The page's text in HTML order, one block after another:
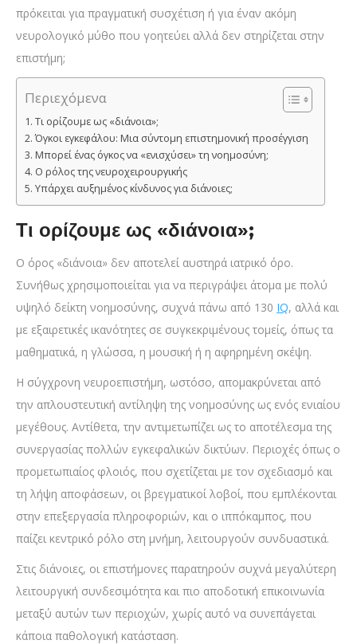
πρόκειται για πραγματική συσχέτιση ή για έναν ακόμη
νευρολογικό μύθο που γοητεύει αλλά δεν στηρίζεται στην
επιστήμη;
Περιεχόμενα
Τι ορίζουμε ως «διάνοια»;
Όγκοι εγκεφάλου: Μια σύντομη επιστημονική προσέγγιση
Μπορεί ένας όγκος να «ενισχύσει» τη νοημοσύνη;
Ο ρόλος της νευροχειρουργικής
Υπάρχει αυξημένος κίνδυνος για διάνοιες;
Τι ορίζουμε ως «διάνοια»;
Ο όρος «διάνοια» δεν αποτελεί αυστηρά ιατρικό όρο.
Συνήθως χρησιμοποιείται για να περιγράψει άτομα με πολύ
υψηλό δείκτη νοημοσύνης, συχνά πάνω από 130 IQ, αλλά και
με εξαιρετικές ικανότητες σε συγκεκριμένους τομείς, όπως τα
μαθηματικά, η γλώσσα, η μουσική ή η αφηρημένη σκέψη.
Η σύγχρονη νευροεπιστήμη, ωστόσο, απομακρύνεται από
την απλουστευτική αντίληψη της νοημοσύνης ως ενός ενιαίου
μεγέθους. Αντίθετα, την αντιμετωπίζει ως το αποτέλεσμα της
συνεργασίας πολλών εγκεφαλικών δικτύων. Περιοχές όπως ο
προμετωπιαίος φλοιός, που σχετίζεται με τον σχεδιασμό και
τη λήψη αποφάσεων, οι βρεγματικοί λοβοί, που εμπλέκονται
στην επεξεργασία πληροφοριών, και ο ιππόκαμπος, που
παίζει κεντρικό ρόλο στη μνήμη, λειτουργούν συνδυαστικά.
Στις διάνοιες, οι επιστήμονες παρατηρούν συχνά μεγαλύτερη
λειτουργική συνδεσιμότητα και πιο αποδοτική επικοινωνία
μεταξύ αυτών των περιοχών, χωρίς αυτό να συνεπάγεται
κάποια παθολογική κατάσταση.